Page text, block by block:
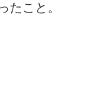
たこと。